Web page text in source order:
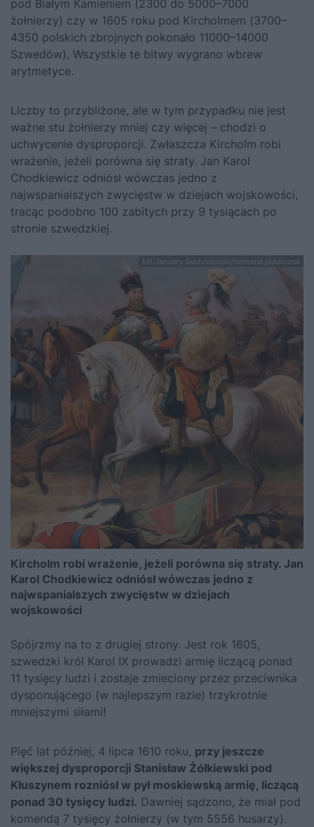
pod Białym Kamieniem (2300 do 5000–7000
żołnierzy) czy w 1605 roku pod Kircholmem (3700–
4350 polskich zbrojnych pokonało 11000–14000
Szwedów). Wszystkie te bitwy wygrano wbrew
arytmetyce.
Liczby to przybliżone, ale w tym przypadku nie jest
ważne stu żołnierzy mniej czy więcej – chodzi o
uchwycenie dysproporcji. Zwłaszcza Kircholm robi
wrażenie, jeżeli porówna się straty. Jan Karol
Chodkiewicz odniósł wówczas jedno z
najwspanialszych zwycięstw w dziejach wojskowości,
tracąc podobno 100 zabitych przy 9 tysiącach po
stronie szwedzkiej.
fot.January Suchodolski/domena publiczna
Kircholm robi wrażenie, jeżeli porówna się straty. Jan
Karol Chodkiewicz odniósł wówczas jedno z
najwspanialszych zwycięstw w dziejach
wojskowości
Spójrzmy na to z drugiej strony. Jest rok 1605,
szwedzki król Karol IX prowadzi armię liczącą ponad
11 tysięcy ludzi i zostaje zmieciony przez przeciwnika
dysponującego (w najlepszym razie) trzykrotnie
mniejszymi siłami!
Pięć lat później, 4 lipca 1610 roku, przy jeszcze
większej dysproporcji Stanisław Żółkiewski pod
Kłuszynem rozniósł w pył moskiewską armię, liczącą
ponad 30 tysięcy ludzi. Dawniej sądzono, że miał pod
komendą 7 tysięcy żołnierzy (w tym 5556 husarzy).